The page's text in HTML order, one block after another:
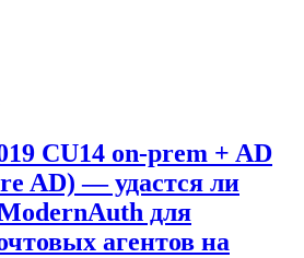
CU14 on-prem + AD
AD) — удаcтся ли
для
агентов на